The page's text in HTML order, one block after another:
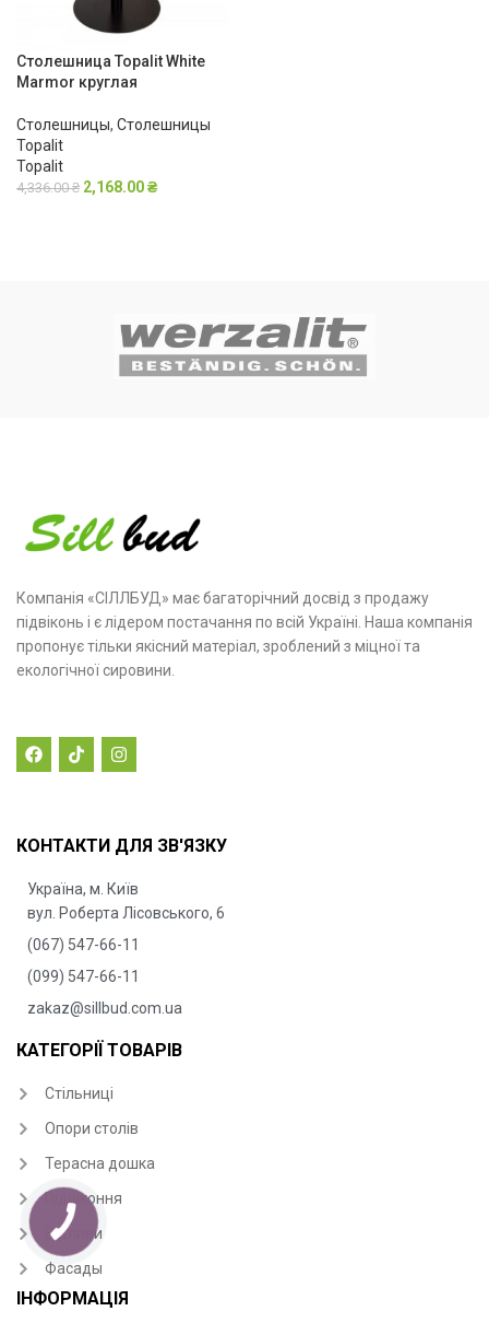
Столешница Topalit White
Marmor круглая
Столешницы, Столешницы
Topalit
Topalit
4,336.00₴ 2,168.00₴
Компанія «СІЛЛБУД» має багаторічний досвід з продажу
підвіконь і є лідером постачання по всій Україні. Наша компанія
пропонує тільки якісний матеріал, зроблений з міцної та
екологічної сировини.
КОНТАКТИ ДЛЯ ЗВ'ЯЗКУ
Україна, м. Київ
вул. Роберта Лісовського, 6
(067) 547-66-11
(099) 547-66-11
zakaz@sillbud.com.ua
КАТЕГОРІЇ ТОВАРІВ
Стільниці
Опори столів
Терасна дошка
Підвіконня
Відливи
Фасады
ІНФОРМАЦІЯ